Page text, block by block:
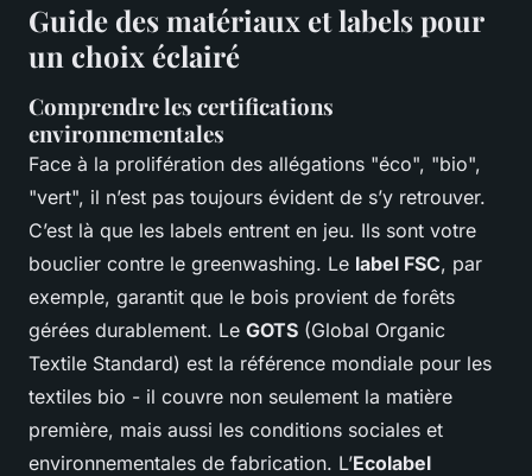
Guide des matériaux et labels pour
un choix éclairé
Comprendre les certifications
environnementales
Face à la prolifération des allégations "éco", "bio",
"vert", il n’est pas toujours évident de s’y retrouver.
C’est là que les labels entrent en jeu. Ils sont votre
bouclier contre le greenwashing. Le label FSC, par
exemple, garantit que le bois provient de forêts
gérées durablement. Le GOTS (Global Organic
Textile Standard) est la référence mondiale pour les
textiles bio - il couvre non seulement la matière
première, mais aussi les conditions sociales et
environnementales de fabrication. L’Ecolabel